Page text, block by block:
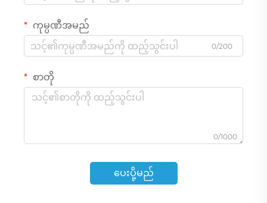
ကုမ္ပဏီအမည်
0/200
စာတို
0/1000
ပေးပို့မည်